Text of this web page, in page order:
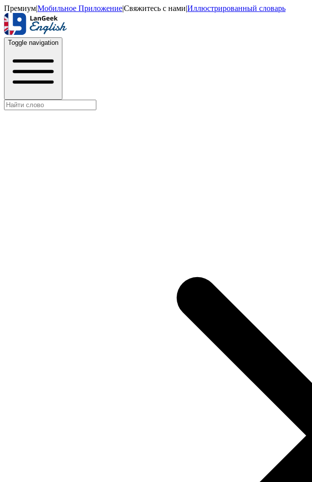
Премиум|Мобильное Приложение|Свяжитесь с нами|Иллюстрированный словарь
Toggle navigation